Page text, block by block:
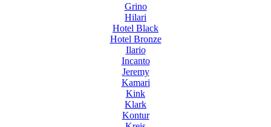
Grino
Hilari
Hotel Black
Hotel Bronze
Ilario
Incanto
Jeremy
Kamari
Kink
Klark
Kontur